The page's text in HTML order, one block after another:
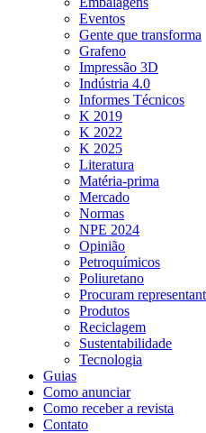
Eventos
Gente que transforma
Grafeno
Impressão 3D
Indústria 4.0
Informes Técnicos
K 2019
K 2022
K 2025
Literatura
Matéria-prima
Mercado
Normas
NPE 2024
Opinião
Petroquímicos
Poliuretano
Procuram
Produtos
Reciclagem
Sustentabilidade
Tecnologia
Guias
Como anunciar
Como receber a revista
Contato